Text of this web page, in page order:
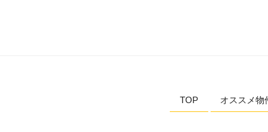
TOP オススメ物